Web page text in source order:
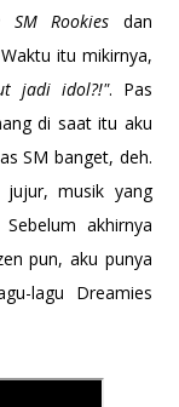
SM Rookies dan
itu mikirnya,
jadi idol?!". Pas
di saat itu aku
SM banget, deh.
jujur, musik yang
akhirnya
pun, aku punya
lagu Dreamies